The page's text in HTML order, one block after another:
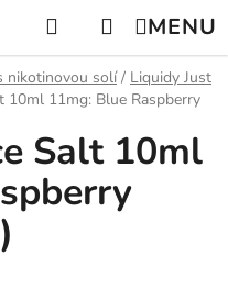
Hledat NÁKUPNÍ
KOŠÍK
nikotinovou solí / Liquidy Just
10ml 11mg: Blue Raspberry
Salt 10ml